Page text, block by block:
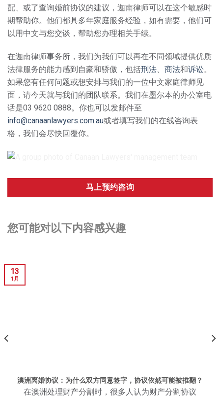
配、或了查询婚前协议的建议，迦南律师可以在这个敏感时
期帮助你。他们都具多年家庭服务经验，如有需要，他们可
以⽤中⽂与您交谈，帮助您办理相关⼿续。
在迦南律师事务所，我们为我们可以再在不同领域提供优质
法律服务的能力感到自豪和骄傲，包括刑法 商法和诉讼。
如果您有任何问题或想安排与我们的一位中文家庭律师见
面，请今天就与我们的团队联系。我们在墨尔本的办公室电
话是03 9620 0888。你也可以发邮件至
info@canaanlawyers.com.au或者填写我们的在线咨询表
格，我们会尽快回覆你。
马上预约咨询
您可能对以下内容感兴趣
13
1月
澳洲离婚协议：为什么双方同意签字，协议依然可能被推翻？
在澳洲处理财产分割时，很多人认为财产分割协议